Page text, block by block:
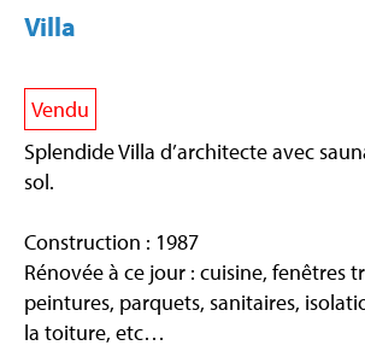
Villa
Vendu
Splendide Villa d’architecte avec
sol.
Construction : 1987
Rénovée à ce jour : cuisine, fenêtres
peintures, parquets, sanitaires,
la toiture, etc…